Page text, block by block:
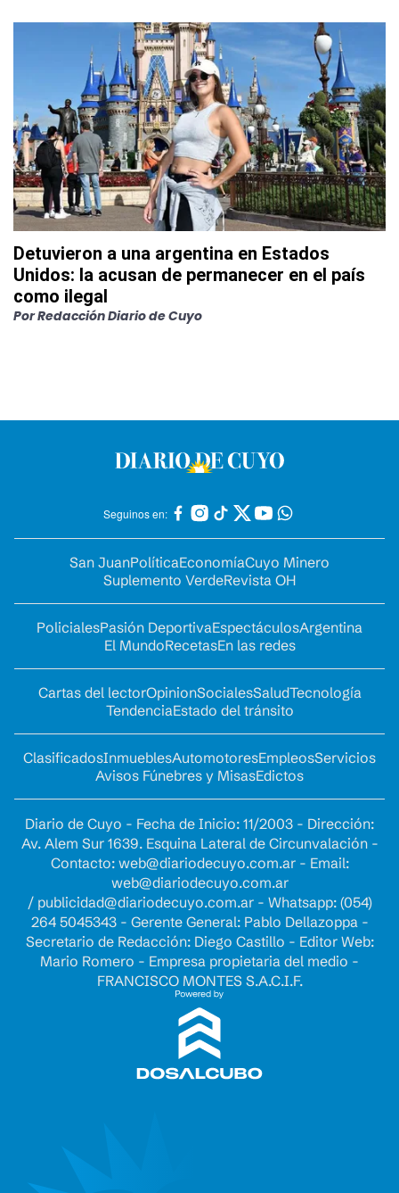
Detuvieron a una argentina en Estados
Unidos: la acusan de permanecer en el país
como ilegal
PorRedacción Diario de Cuyo
Seguinos en:
San JuanPolíticaEconomíaCuyo Minero
Suplemento VerdeRevista OH
PolicialesPasión DeportivaEspectáculosArgentina
El MundoRecetasEn las redes
Cartas del lectorOpinionSocialesSaludTecnología
TendenciaEstado del tránsito
ClasificadosInmueblesAutomotoresEmpleosServicios
Avisos Fúnebres y MisasEdictos
Diario de Cuyo - Fecha de Inicio: 11/2003 - Dirección:
Av. Alem Sur 1639. Esquina Lateral de Circunvalación -
Contacto: web@diariodecuyo.com.ar- Email:
web@diariodecuyo.com.ar
/ publicidad@diariodecuyo.com.ar- Whatsapp: (054)
264 5045343 - Gerente General: Pablo Dellazoppa -
Secretario de Redacción: Diego Castillo - Editor Web:
Mario Romero - Empresa propietaria del medio -
FRANCISCO MONTES S.A.C.I.F.